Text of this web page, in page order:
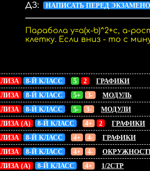
ДЗ: НАПИСАТЬ ПЕРЕД
Парабола y=a(x-b)^2+c, a-
клетку. Если вниз - то с
ЛИЗА 8-Й КЛАСС 5 2 ГРАФИКИ
ЛИЗА 8-Й КЛАСС 5+ 3- МОДУЛЬ
ЛИЗА 8-Й КЛАСС 5- 3- МОДУЛИ
ЛИЗА (А) 8-Й КЛАСС 4+ 2 ГРАФИКИ
ЛИЗА 8-Й КЛАСС 4+ 4- ГРАФИКИ
ЛИЗА 8-Й КЛАСС 4+ 4-
ЛИЗА (А) 8-Й КЛАСС 4+ 1/2СТР